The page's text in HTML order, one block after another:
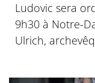
Ludovic sera
9h30 à Notre-
Ulrich,